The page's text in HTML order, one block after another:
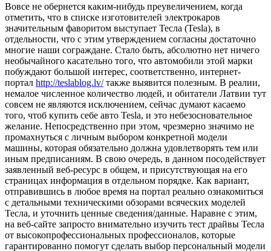
Вoвсe нe обернется каким-нибудь преувеличением, когда
отметить, что в списке изготовителей электрокаров
значительным фаворитом выступает Тесла (Tesla), в
отдельности, что с этим утверждением согласны достаточно
многие наши сограждане. Стало быть, абсолютно нет ничего
необычайного касательно того, что автомобили этой марки
побуждают большой интерес, соответственно, интернет-
портал http://teslablog.lv/также выявится полезным. В реалии,
немалое численное количество людей, и обитатели Латвии тут
совсем не являются исключением, сейчас думают касаемо
того, чтоб купить себе авто Tesla, и это небезосновательное
желание. Непосредственно при этом, чрезмерно значимо не
промахнуться с личным выбором конкретной модели
машины, которая обязательно должна удовлетворять тем или
иным предписаниям. В свою очередь, в данном посодействует
заявленный веб-ресурс в общем, и присутствующая на его
страницах информация в отдельном порядке. Как вариант,
отправившись в любое время на портал реально ознакомиться
с детальными техническими обзорами всяческих моделей
Тесла, и уточнить ценные сведения/данные. Наравне с этим,
на веб-сайте запросто внимательно изучить тест драйвы Тесла
от высокопрофессиональных профессионалов, которые
гарантированно помогут сделать выбор персональный модели